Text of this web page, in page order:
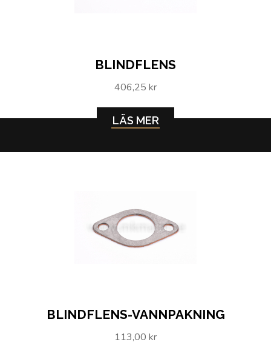
BLINDFLENS
406,25 kr
LÄS MER
BLINDFLENS-VANNPAKNING
113,00 kr